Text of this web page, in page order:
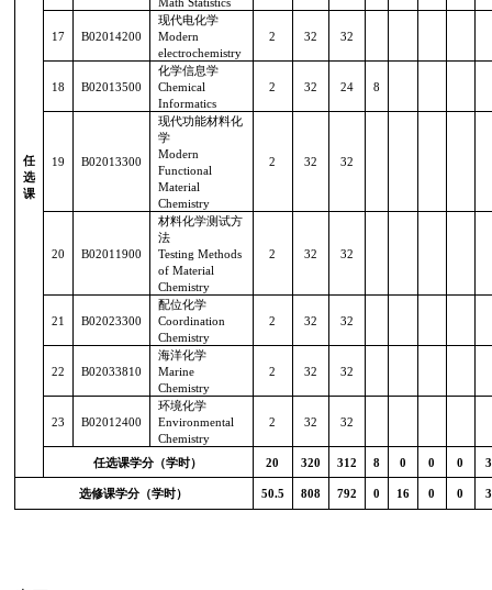
任
选
课
17 B02014200
现代电化学
Modern
electrochemistry
2 32 32
18 B02013500
化学信息学
Chemical
Informatics
2 32 24 8
19 B02013300
现代功能材料化
学
Modern
Functional
Material
Chemistry
2 32 32
20 B02011900
材料化学测试方
法
Testing Methods
of Material
Chemistry
2 32 32
21 B02023300
配位化学
Coordination
Chemistry
2 32 32
22 B02033810
海洋化学
Marine
Chemistry
2 32 32
23 B02012400
环境化学
Environmental
Chemistry
2 32 32
任选课学分（学时） 20 320 312 8 0 0 0 3
选修课学分（学时） 50.5 808 792 0 16 0 0 3